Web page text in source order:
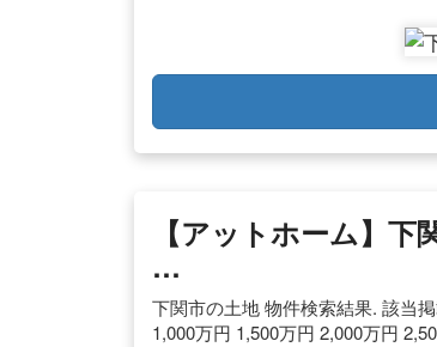
【アットホーム】
…
下関市の土地 物件検索結果. 該当
1,000万円 1,500万円 2,000万円